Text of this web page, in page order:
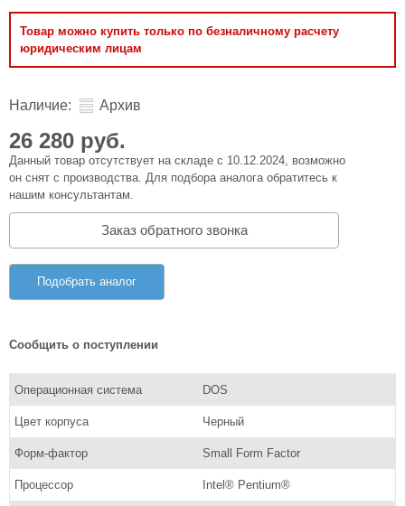
Товар можно купить только по безналичному расчету
юридическим лицам
Наличие: Архив
26 280 руб.
Данный товар отсутствует на складе с 10.12.2024, возможно
он снят с производства. Для подбора аналога обратитесь к
нашим консультантам.
Заказ обратного звонка
Подобрать аналог
Сообщить о поступлении
Операционная система DOS
Цвет корпуса Черный
Форм-фактор Small Form Factor
Процессор Intel® Pentium®